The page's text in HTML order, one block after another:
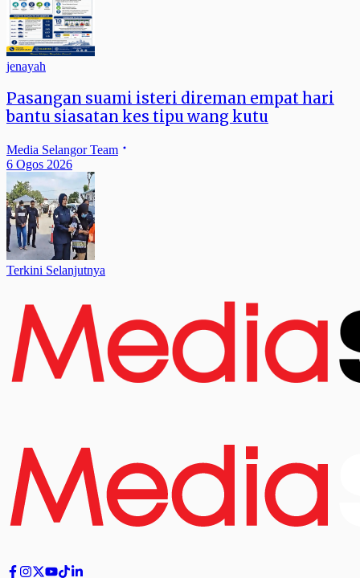
jenayah
Pasangan suami isteri direman empat hari
bantu siasatan kes tipu wang kutu
Media Selangor Team
6 Ogos 2026
Terkini Selanjutnya